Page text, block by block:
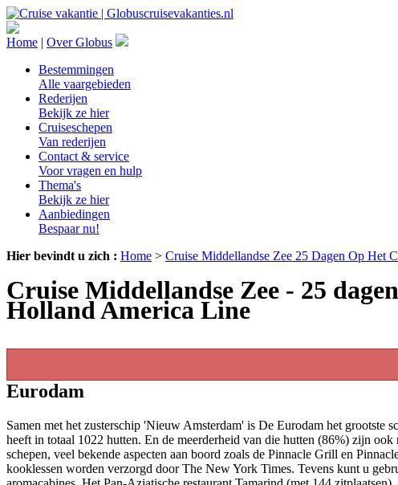
Home | Over Globus
Bestemmingen
Alle vaargebieden
Rederijen
Bekijk ze hier
Cruiseschepen
Van rederijen
Contact & service
Voor vragen en hulp
Thema's
Bekijk ze hier
Aanbiedingen
Bespaar nu!
Hier bevindt u zich : Home > Cruise Middellandse Zee 25 Dagen Op Het
Cruise Middellandse Zee - 25
Holland America Line
Eurodam
Samen met het zusterschip 'Nieuw Amsterdam' is De Eurodam het
heeft in totaal 1022 hutten. En de meerderheid van die hutten (86%) zijn
schepen, veel bekende aspecten aan boord zoals de Pinnacle Grill en
kooklessen worden verzorgd door The New York Times. Tevens kunt u